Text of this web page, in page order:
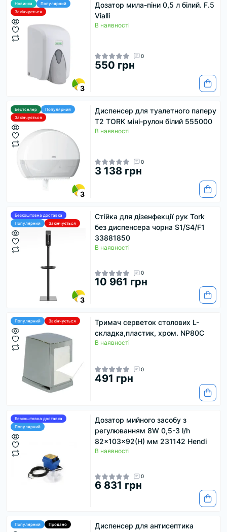
Новинка
Популярний
Закінчується
3
Дозатор мила-піни 0,5 л білий. F.5
Vialli
В наявності
0
550 грн
Бестселер
Популярний
Закінчується
3
Диспенсер для туалетного паперу
T2 TORK міні-рулон білий 555000
В наявності
0
3 138 грн
Безкоштовна доставка
Популярний
Закінчується
3
Стійка для дізенфекції рук Tork
без диспенсера чорна S1/S4/F1
33881850
В наявності
0
10 961 грн
Популярний Закінчується
Тримач серветок столових L-
складка,пластик, хром. NP80C
В наявності
0
491 грн
Безкоштовна доставка
Популярний
Дозатор мийного засобу з
регулюванням 8W 0,5-3 l/h
82x103x92(H) мм 231142 Hendi
В наявності
0
6 831 грн
Популярний Продано Диспенсер для антисептика